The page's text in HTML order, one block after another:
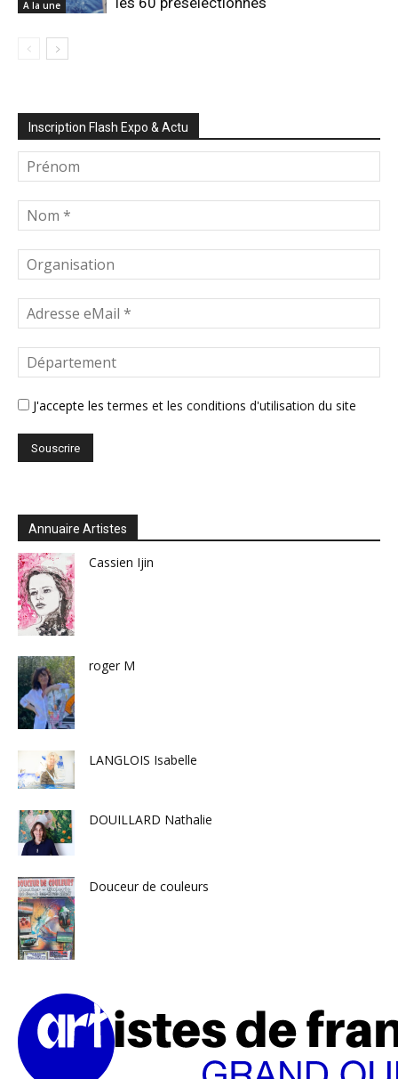
A la une
Inscription Flash Expo & Actu
J'accepte lestermes et les conditions d'utilisation du site
Annuaire Artistes
Cassien Ijin
roger M
LANGLOIS Isabelle
DOUILLARD Nathalie
Douceur de couleurs